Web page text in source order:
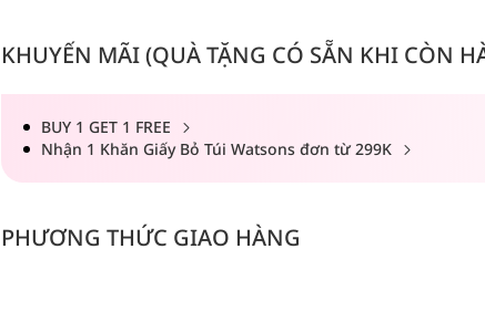
KHUYẾN MÃI (QUÀ TẶNG CÓ SẴN KHI CÒN
BUY 1 GET 1 FREE
Nhận 1 Khăn Giấy Bỏ Túi Watsons đơn từ 299K
PHƯƠNG THỨC GIAO HÀNG